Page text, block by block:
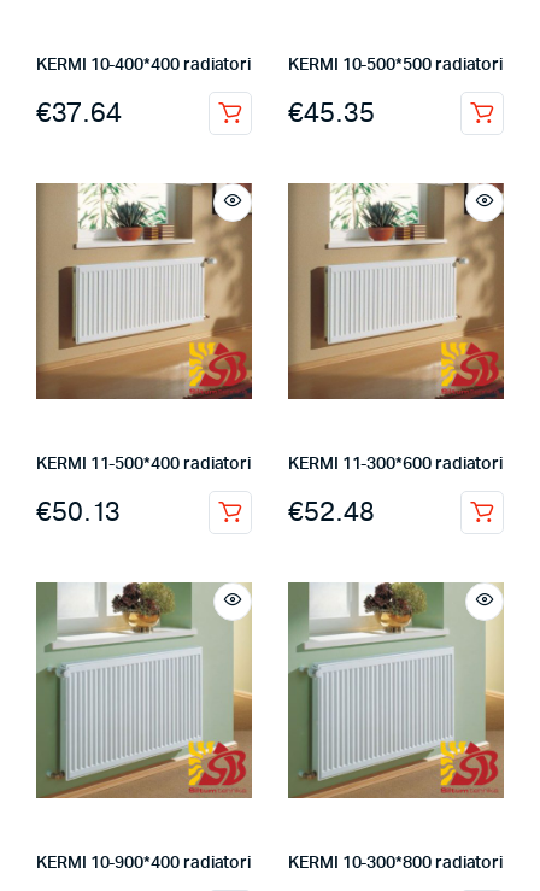
KERMI 10-400*400 radiatori
€37.64
KERMI 10-500*500 radiatori
€45.35
KERMI 11-500*400 radiatori
€50.13
KERMI 11-300*600 radiatori
€52.48
KERMI 10-900*400 radiatori KERMI 10-300*800 radiatori